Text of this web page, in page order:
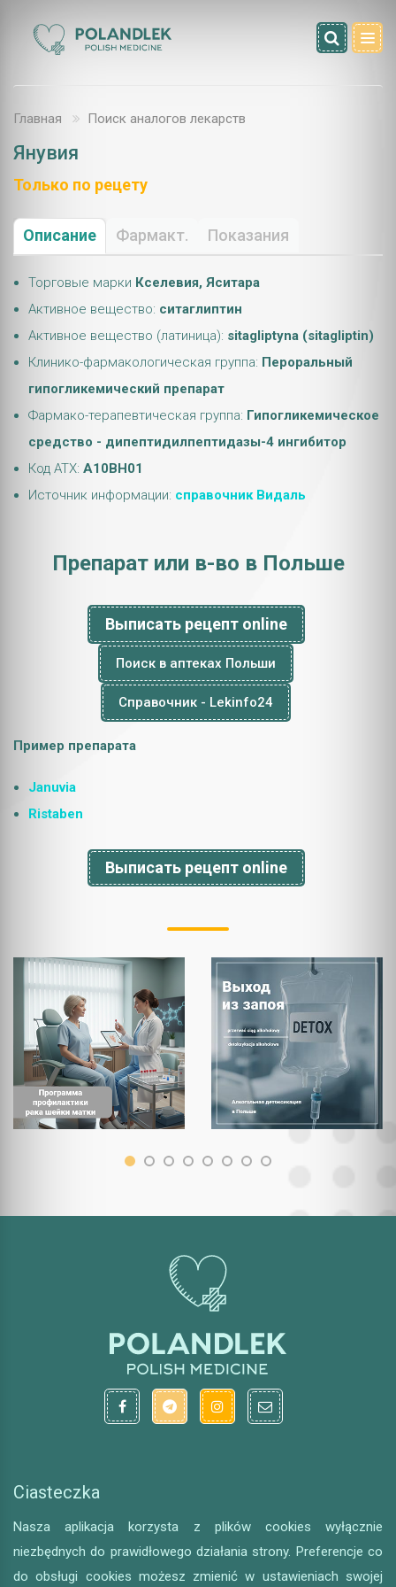
Главная Поиск аналогов лекарств
Янувия
Только по рецету
Описание Фармакт. Показания
Торговые марки Кселевия, Яситара
Активное вещество: ситаглиптин
Активное вещество (латиница): sitagliptyna (sitagliptin)
Клинико-фармакологическая группа: Пероральный
гипогликемический препарат
Фармако-терапевтическая группа: Гипогликемическое
средство - дипептидилпептидазы-4 ингибитор
Код АТХ: A10BH01
Источник информации: справочник Видаль
Препарат или в-во в Польше
Выписать рецепт online
Поиск в аптеках Польши
Справочник - Lekinfo24
Пример препарата
Januvia
Ristaben
Выписать рецепт online
Ciasteczka
Nasza aplikacja korzysta z plików cookies wyłącznie
niezbędnych do prawidłowego działania strony. Preferencje co
do obsługi cookies możesz zmienić w ustawieniach swojej